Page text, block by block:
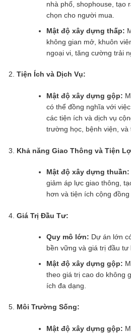
nhà phố, shophouse, tạo
chọn cho người mua.
Mật độ xây dựng thấp:
không gian mở, khuôn
ngoại vi, tăng cường trải
Tiện Ích và Dịch Vụ:
Mật độ xây dựng gộp:
có thể đồng nghĩa với
các tiện ích và dịch vụ
trường học, bệnh viện, và
Khả năng Giao Thông và Tiện
Mật độ xây dựng thuần:
giảm áp lực giao thông,
hơn và tiện ích cộng
Giá Trị Đầu Tư:
Quy mô lớn: Dự án lớn
bền vững và giá trị đầu tư
Mật độ xây dựng gộp:
theo giá trị cao do không
ích đa dạng.
Môi Trường Sống:
Mật độ xây dựng gộp: